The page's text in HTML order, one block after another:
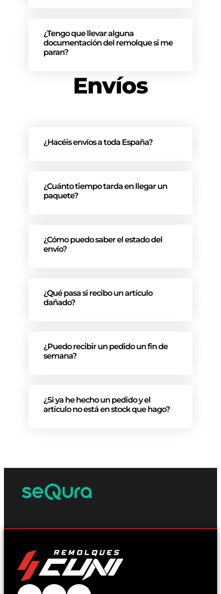
¿Tengo que llevar alguna
documentación del remolque si me
paran?
Envíos
¿Hacéis envíos a toda España?
¿Cuánto tiempo tarda en llegar un
paquete?
¿Cómo puedo saber el estado del
envío?
¿Qué pasa si recibo un artículo
dañado?
¿Puedo recibir un pedido un fin de
semana?
¿Si ya he hecho un pedido y el
articulo no está en stock que hago?